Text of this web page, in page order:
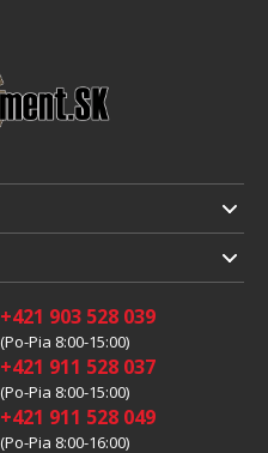
+421 903 528 039
(Po-Pia 8:00-15:00)
+421 911 528 037
(Po-Pia 8:00-15:00)
+421 911 528 049
(Po-Pia 8:00-16:00)